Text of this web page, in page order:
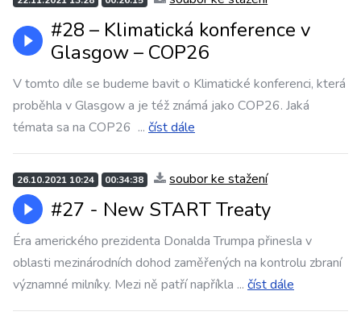
#28 – Klimatická konference v
Glasgow – COP26
V tomto díle se budeme bavit o Klimatické konferenci, která
proběhla v Glasgow a je též známá jako COP26. Jaká
témata sa na COP26 ... číst dále
26.10.2021 10:24 00:34:38 soubor ke stažení
#27 - New START Treaty
Éra amerického prezidenta Donalda Trumpa přinesla v
oblasti mezinárodních dohod zaměřených na kontrolu zbraní
významné milníky. Mezi ně patří napříkla ... číst dále